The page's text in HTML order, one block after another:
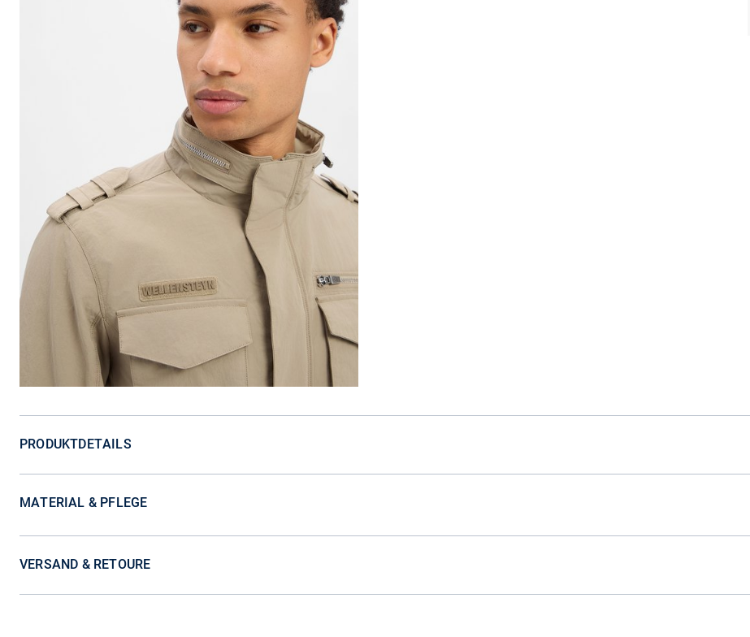
PRODUKTDETAILS
MATERIAL & PFLEGE
VERSAND & RETOURE